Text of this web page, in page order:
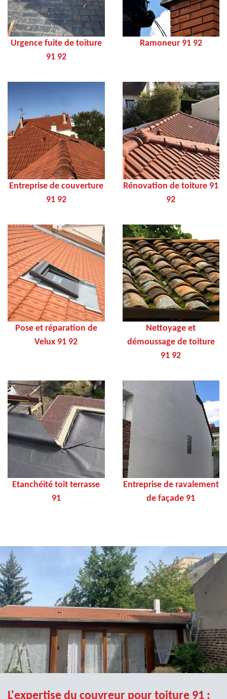
Urgence fuite de toiture
91 92
Ramoneur 91 92
Entreprise de couverture
91 92
Rénovation de toiture 91
92
Pose et réparation de
Velux 91 92
Nettoyage et
démoussage de toiture
91 92
Etanchéité toit terrasse
91
Entreprise de ravalement
de façade 91
L'expertise du couvreur pour toiture 91 :